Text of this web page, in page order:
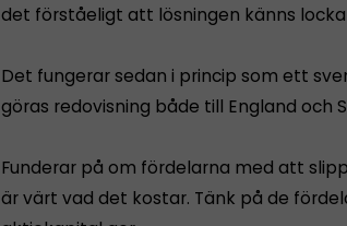
det förståeligt att lösningen känns
Det fungerar sedan i princip som ett
göras redovisning både till England och
Funderar på om fördelarna med att
är värt vad det kostar. Tänk på de